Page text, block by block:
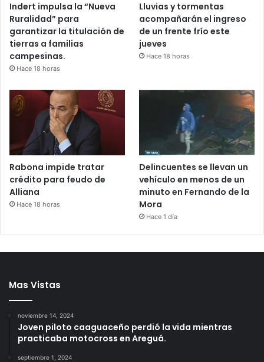
Indert impulsa la “Nueva
Ruralidad” para
garantizar la titulación de
tierras a familias
campesinas.
Hace 18 horas
Lluvias y tormentas
acompañarán el ingreso
de un frente frío este
jueves
Hace 18 horas
Rabona impide tratar
crédito para feudo de
Alliana
Hace 18 horas
Delincuentes se llevan un
vehículo en menos de un
minuto en Fernando de la
Mora
Hace 1 día
Mas Vistas
noviembre 14, 2024
Joven piloto caaguaceño perdió la vida mientras
practicaba motocross en Areguá.
septiembre 1, 2024